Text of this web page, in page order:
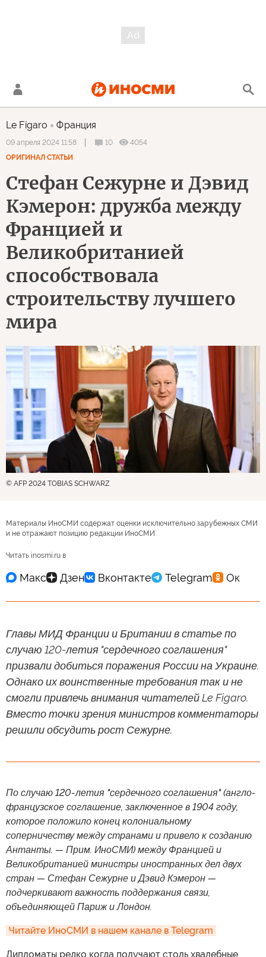
Le Figaro Франция
09 апреля 2024 11:58 10
4054
ОРИГИНАЛ СТАТЬИ
Стефан Сежурне и Дэвид
Кэмерон: дружба между
Францией и
Великобританией
способствовала
строительству лучшего
мира
© AFP 2024 TOBIAS SCHWARZ
Материалы ИноСМИ содержат оценки исключительно зарубежных СМИ
и не отражают позицию редакции ИноСМИ
Читать inosmi.ru в
Главы МИД Франции и Британии в статье по
случаю 120-летия "сердечного соглашения"
призвали добиться поражения России на Украине.
Однако их воинственные требования так и не
смогли привлечь внимания читателей Le Figaro.
Вместо точки зрения министров комментаторы
решили обсудить рост Сежурне.
По случаю 120-летия "сердечного соглашения" (англо-
французское соглашение, заключенное в 1904 году,
которое положило конец колониальному
соперничеству между странами и привело к созданию
Антанты. — Прим. ИноСМИ) между Францией и
Великобританией министры иностранных дел двух
стран — Стефан Сежурне и Дэвид Кэмерон —
подчеркивают важность поддержания связи,
объединяющей Париж и Лондон.
Читайте ИноСМИ в нашем канале в Telegram
Дипломаты редко когда получают столь хвалебные